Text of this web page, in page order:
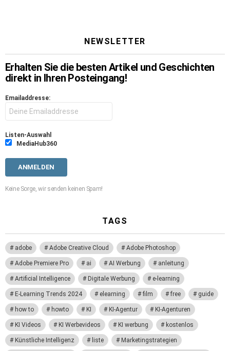
NEWSLETTER
Erhalten Sie die besten Artikel und Geschichten
direkt in Ihren Posteingang!
Emailaddresse:
Listen-Auswahl
MediaHub360
Keine Sorge, wir senden keinen Spam!
TAGS
adobe Adobe Creative Cloud Adobe Photoshop
Adobe Premiere Pro ai AI Werbung anleitung
Artificial Intelligence Digitale Werbung e-learning
E-Learning Trends 2024 elearning film free guide
how to howto KI KI-Agentur KI-Agenturen
KI Videos KI Werbevideos KI werbung kostenlos
Künstliche Intelligenz liste Marketingstrategien